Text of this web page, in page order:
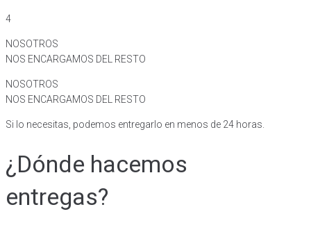
4
NOSOTROS
NOS ENCARGAMOS DEL RESTO
NOSOTROS
NOS ENCARGAMOS DEL RESTO
Si lo necesitas, podemos entregarlo en menos de 24 horas.
¿Dónde hacemos
entregas?